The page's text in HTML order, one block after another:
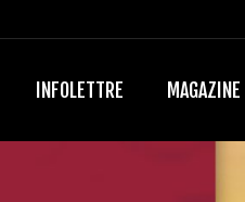
INFOLETTRE MAGAZINE